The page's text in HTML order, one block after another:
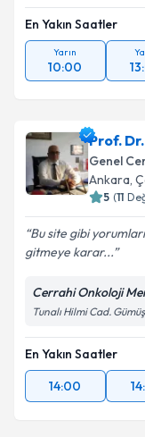
En Yakın Saatler
Yarın
10:00
Prof.
Genel
Ankara,
5 (11
Bu site gibi
gitmeye karar...
Cerrahi Onkoloji
Tunalı Hilmi Cad.
En Yakın Saatler
14:00